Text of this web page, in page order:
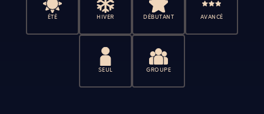
ÉTÉ HIVER DÉBUTANT AVANCÉ
SEUL GROUPE